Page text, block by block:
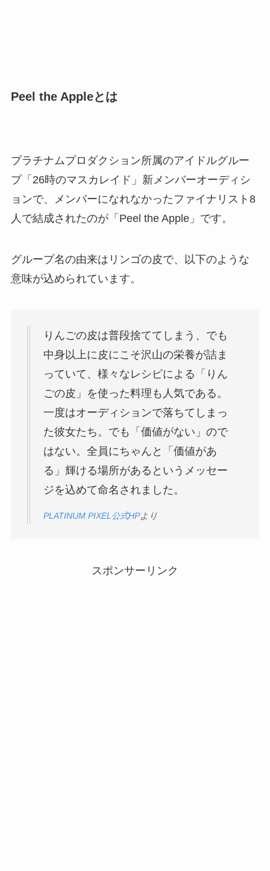
Peel the Appleとは
プラチナムプロダクション所属のアイドルグルー
プ「26時のマスカレイド」新メンバーオーディシ
ョンで、メンバーになれなかったファイナリスト8
人で結成されたのが「Peel the Apple」です。
グループ名の由来はリンゴの皮で、以下のような
意味が込められています。
りんごの皮は普段捨ててしまう、でも
中身以上に皮にこそ沢山の栄養が詰ま
っていて、様々なレシピによる「りん
ごの皮」を使った料理も人気である。
一度はオーディションで落ちてしまっ
た彼女たち。でも「価値がない」ので
はない。全員にちゃんと「価値があ
る」輝ける場所があるというメッセー
ジを込めて命名されました。
PLATINUM PIXEL公式HPより
スポンサーリンク